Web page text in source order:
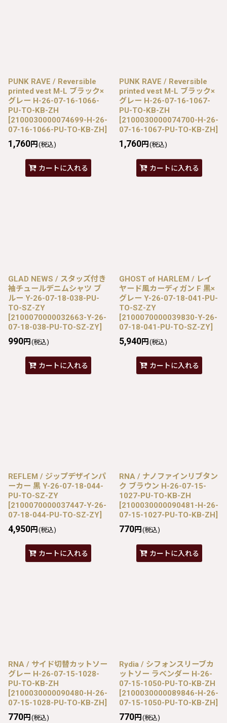
PUNK RAVE / Reversible
printed vest M-L ブラック×
グレー H-26-07-16-1066-
PU-TO-KB-ZH
[2100030000074699-H-26-
07-16-1066-PU-TO-KB-ZH]
1,760円 (税込)
カートに入れる
PUNK RAVE / Reversible
printed vest M-L ブラック×
グレー H-26-07-16-1067-
PU-TO-KB-ZH
[2100030000074700-H-26-
07-16-1067-PU-TO-KB-ZH]
1,760円 (税込)
カートに入れる
GLAD NEWS / スタッズ付き
袖チュールデニムシャツ ブ
ルー Y-26-07-18-038-PU-
TO-SZ-ZY
[2100070000032663-Y-26-
07-18-038-PU-TO-SZ-ZY]
990円 (税込)
カートに入れる
GHOST of HARLEM / レイ
ヤード風カーディガン F 黒×
グレー Y-26-07-18-041-PU-
TO-SZ-ZY
[2100070000039830-Y-26-
07-18-041-PU-TO-SZ-ZY]
5,940円 (税込)
カートに入れる
REFLEM / ジップデザインパ
ーカー 黒 Y-26-07-18-044-
PU-TO-SZ-ZY
[2100070000037447-Y-26-
07-18-044-PU-TO-SZ-ZY]
4,950円 (税込)
カートに入れる
RNA / ナノファインリブタン
ク ブラウン H-26-07-15-
1027-PU-TO-KB-ZH
[2100030000090481-H-26-
07-15-1027-PU-TO-KB-ZH]
770円 (税込)
カートに入れる
RNA / サイド切替カットソー
グレー H-26-07-15-1028-
PU-TO-KB-ZH
[2100030000090480-H-26-
07-15-1028-PU-TO-KB-ZH]
770円 (税込)
Rydia / シフォンスリーブカ
ットソー ラベンダー H-26-
07-15-1050-PU-TO-KB-ZH
[2100030000089846-H-26-
07-15-1050-PU-TO-KB-ZH]
770円 (税込)